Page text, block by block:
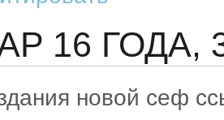
16
новой сеф